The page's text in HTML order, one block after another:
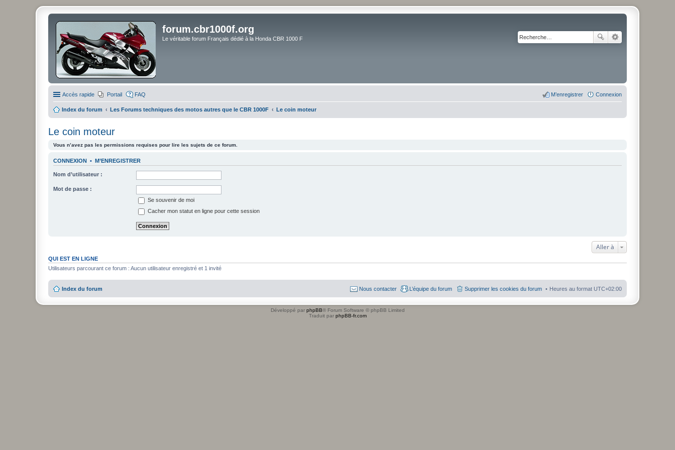
forum.cbr1000f.org
Le véritable forum Français dédié à la Honda CBR 1000 F
Accès rapide Portail FAQ Connexion
M’enregistrer
Index du forum Les Forums techniques des motos autres que le CBR 1000F Le coin moteur
Le coin moteur
Vous n’avez pas les permissions requises pour lire les sujets de ce forum.
CONNEXION • M’ENREGISTRER
Nom d’utilisateur :
Mot de passe :
Se souvenir de moi
Cacher mon statut en ligne pour cette session
Aller à
QUI EST EN LIGNE
Utilisateurs parcourant ce forum : Aucun utilisateur enregistré et 1 invité
Index du forum Heures au format UTC+02:00
Supprimer les cookies du forum
L’équipe du forum
Nous contacter
Développé par phpBB® Forum Software © phpBB Limited
Traduit par phpBB-fr.com